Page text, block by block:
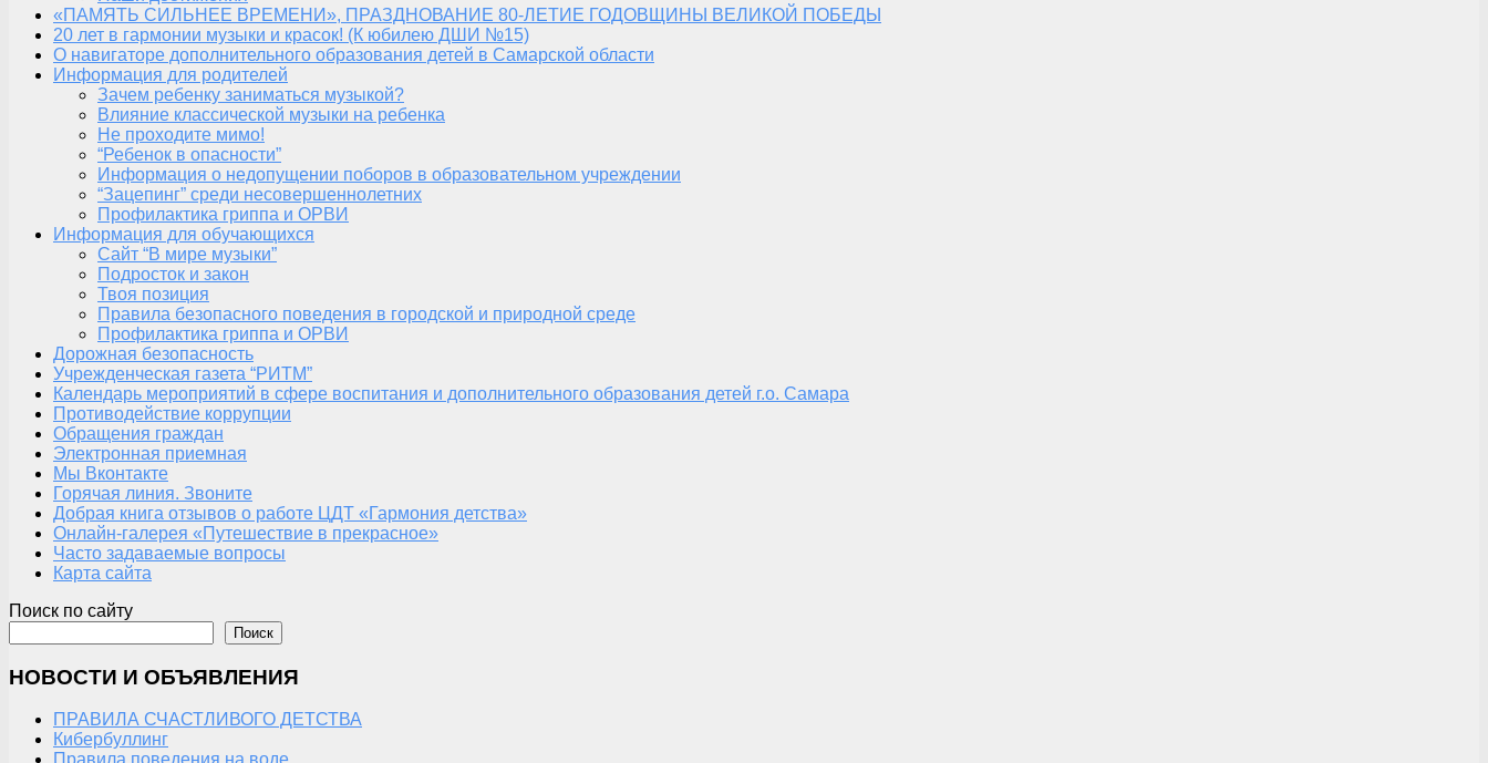
«ПАМЯТЬ СИЛЬНЕЕ ВРЕМЕНИ», ПРАЗДНОВАНИЕ 80-ЛЕТИЕ ГОДОВЩИНЫ ВЕЛИКОЙ ПОБЕДЫ
20 лет в гармонии музыки и красок! (К юбилею ДШИ №15)
О навигаторе дополнительного образования детей в Самарской области
Информация для родителей
Зачем ребенку заниматься музыкой?
Влияние классической музыки на ребенка
Не проходите мимо!
“Ребенок в опасности”
Информация о недопущении поборов в образовательном учреждении
“Зацепинг” среди несовершеннолетних
Профилактика гриппа и ОРВИ
Информация для обучающихся
Сайт “В мире музыки”
Подросток и закон
Твоя позиция
Правила безопасного поведения в городской и природной среде
Профилактика гриппа и ОРВИ
Дорожная безопасность
Учрежденческая газета “РИТМ”
Календарь мероприятий в сфере воспитания и дополнительного образования детей г.о. Самара
Противодействие коррупции
Обращения граждан
Электронная приемная
Мы Вконтакте
Горячая линия. Звоните
Добрая книга отзывов о работе ЦДТ «Гармония детства»
Онлайн-галерея «Путешествие в прекрасное»
Часто задаваемые вопросы
Карта сайта
Поиск по сайту
Поиск
НОВОСТИ И ОБЪЯВЛЕНИЯ
ПРАВИЛА СЧАСТЛИВОГО ДЕТСТВА
Кибербуллинг